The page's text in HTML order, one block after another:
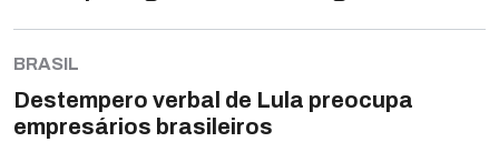
BRASIL
Destempero verbal de Lula preocupa
empresários brasileiros